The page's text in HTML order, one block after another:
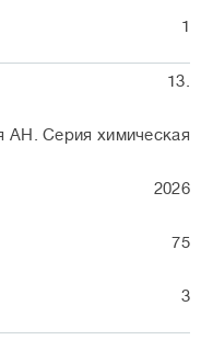
1
13.
АН. Серия химическая
2026
75
3